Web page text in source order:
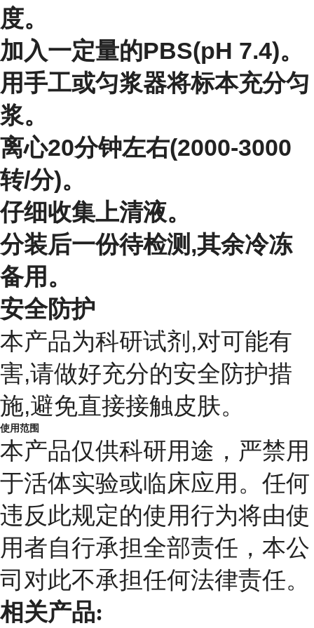
度。
加入一定量的PBS(pH 7.4)。
用手工或匀浆器将标本充分匀
浆。
离心20分钟左右(2000-3000
转/分)。
仔细收集上清液。
分装后一份待检测,其余冷冻
备用。
安全防护
本产品为科研试剂,对可能有
害,请做好充分的安全防护措
施,避免直接接触皮肤。
使用范围
本产品仅供科研用途，严禁用
于活体实验或临床应用。任何
违反此规定的使用行为将由使
用者自行承担全部责任，本公
司对此不承担任何法律责任。
相关产品: